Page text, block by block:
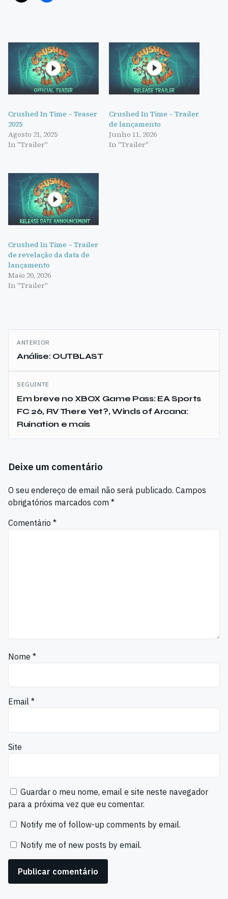
Crushed In Time – Teaser
2025
Agosto 21, 2025
In "Trailer"
Crushed In Time – Trailer
de lançamento
Junho 11, 2026
In "Trailer"
Crushed In Time – Trailer
de revelação da data de
lançamento
Maio 20, 2026
In "Trailer"
Navegação
de
artigos
ANTERIOR
Análise: OUTBLAST
SEGUINTE
Em breve no XBOX Game Pass: EA Sports
FC 26, RV There Yet?, Winds of Arcana:
Ruination e mais
Deixe um comentário
O seu endereço de email não será publicado. Campos
obrigatórios marcados com *
Comentário *
Nome *
Email *
Site
Guardar o meu nome, email e site neste navegador
para a próxima vez que eu comentar.
Notify me of follow-up comments by email.
Notify me of new posts by email.